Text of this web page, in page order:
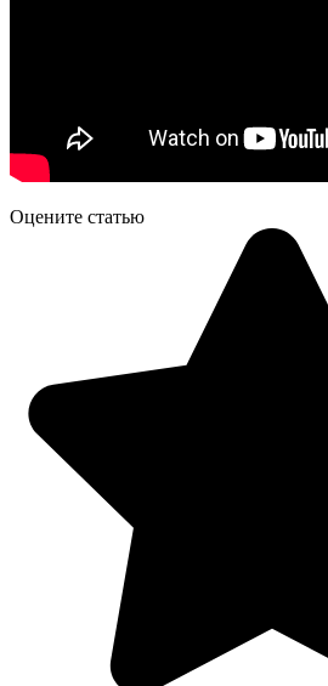
Оцените статью